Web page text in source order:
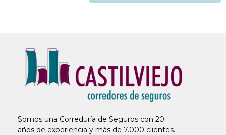
Somos una Correduría de Seguros con 20
años de experiencia y más de 7.000 clientes.